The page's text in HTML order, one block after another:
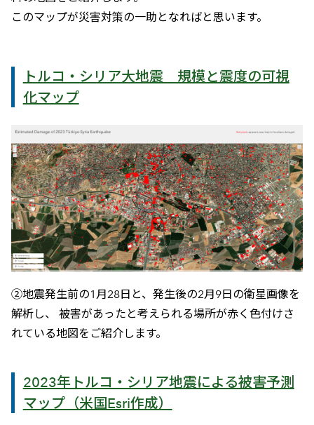
このマップが災害対策の一助となればと思います。
トルコ・シリア大地震 規模と震度の可視
化マップ
②地震発生前の1月28日と、発生後の2月9日の衛星画像を
解析し、 被害があったと考えられる場所が赤く色付けさ
れている地図をご紹介します。
2023年トルコ・シリア地震による被害予測
マップ（米国Esri作成）